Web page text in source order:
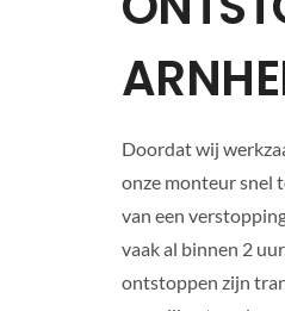
Doordat wij
onze monteur snel
van een
vaak al binnen 2
ontstoppen zijn